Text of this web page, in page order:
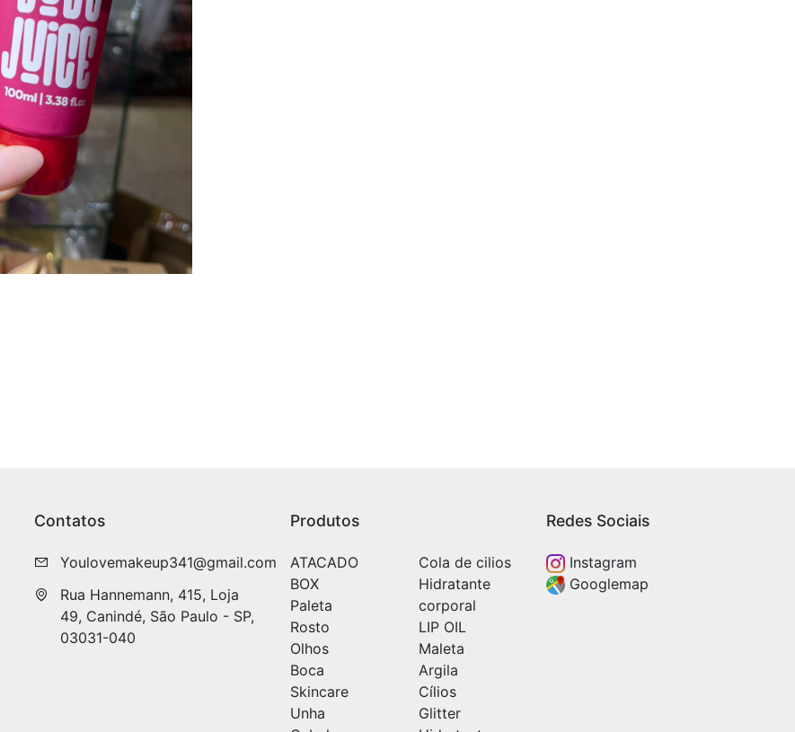
Contatos
Youlovemakeup341@gmail.com
Rua Hannemann, 415, Loja
49, Canindé, São Paulo - SP,
03031-040
Produtos
ATACADO
BOX
Paleta
Rosto
Olhos
Boca
Skincare
Unha
Cola de cilios
Hidratante
corporal
LIP OIL
Maleta
Argila
Cílios
Glitter
Redes Sociais
Instagram
Googlemap